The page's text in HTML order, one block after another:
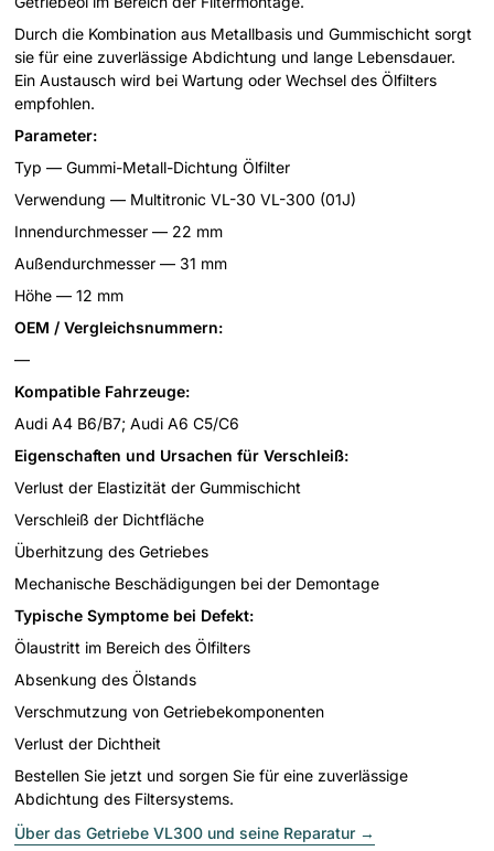
Durch die Kombination aus Metallbasis und Gummischicht sorgt
sie für eine zuverlässige Abdichtung und lange Lebensdauer.
Ein Austausch wird bei Wartung oder Wechsel des Ölfilters
empfohlen.
Parameter:
Typ — Gummi-Metall-Dichtung Ölfilter
Verwendung — Multitronic VL-30 VL-300 (01J)
Innendurchmesser — 22 mm
Außendurchmesser — 31 mm
Höhe — 12 mm
OEM / Vergleichsnummern:
—
Kompatible Fahrzeuge:
Audi A4 B6/B7; Audi A6 C5/C6
Eigenschaften und Ursachen für Verschleiß:
Verlust der Elastizität der Gummischicht
Verschleiß der Dichtfläche
Überhitzung des Getriebes
Mechanische Beschädigungen bei der Demontage
Typische Symptome bei Defekt:
Ölaustritt im Bereich des Ölfilters
Absenkung des Ölstands
Verschmutzung von Getriebekomponenten
Verlust der Dichtheit
Bestellen Sie jetzt und sorgen Sie für eine zuverlässige
Abdichtung des Filtersystems.
Über das Getriebe VL300 und seine Reparatur →